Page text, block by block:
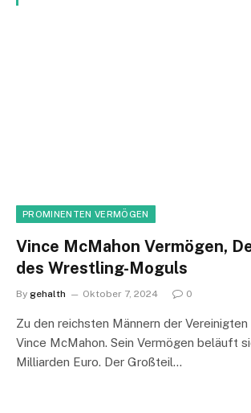
PROMINENTEN VERMÖGEN
Vince McMahon Vermögen,
des Wrestling-Moguls
By gehalth Oktober 7, 2024 0
Zu den reichsten Männern der
Vince McMahon. Sein Vermögen beläuft
Milliarden Euro. Der Großteil…